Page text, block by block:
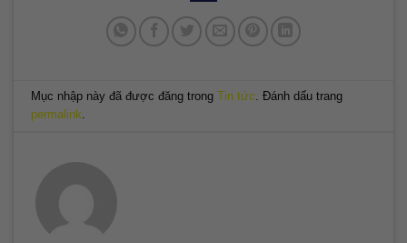
Mục nhập này đã được đăng trongTin tức . Đánh dấu trang
permalink